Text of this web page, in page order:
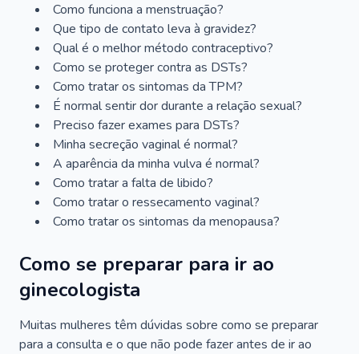
Como funciona a menstruação?
Que tipo de contato leva à gravidez?
Qual é o melhor método contraceptivo?
Como se proteger contra as DSTs?
Como tratar os sintomas da TPM?
É normal sentir dor durante a relação sexual?
Preciso fazer exames para DSTs?
Minha secreção vaginal é normal?
A aparência da minha vulva é normal?
Como tratar a falta de libido?
Como tratar o ressecamento vaginal?
Como tratar os sintomas da menopausa?
Como se preparar para ir ao
ginecologista
Muitas mulheres têm dúvidas sobre como se preparar
para a consulta e o que não pode fazer antes de ir ao